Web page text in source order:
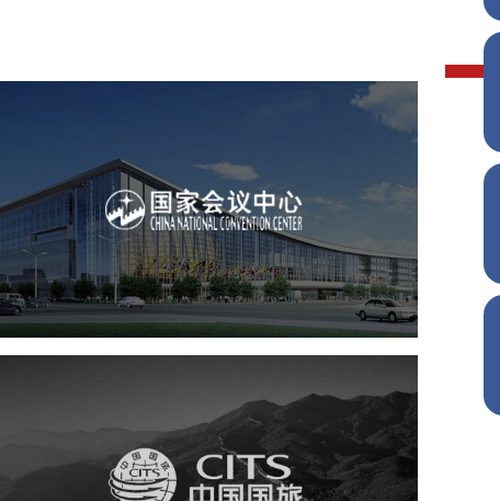
国家会议中心
服务行业 专业服务 网站建设 网站设计
中国国旅